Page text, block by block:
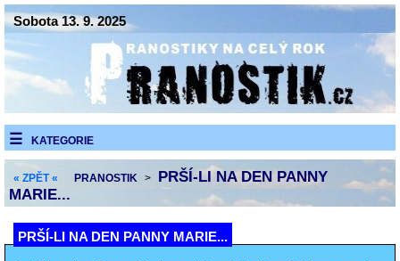
Sobota 13. 9. 2025
KATEGORIE
« ZPĚT « PRANOSTIK >
PRŠÍ-LI NA DEN PANNY
MARIE...
PRŠÍ-LI NA DEN PANNY MARIE...